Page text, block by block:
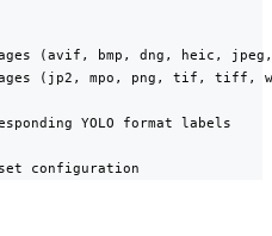
(avif, bmp, dng, heic,
(jp2, mpo, png, tif, tiff,
YOLO format labels
configuration